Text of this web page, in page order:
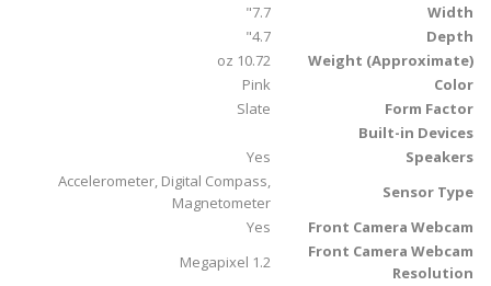
Width
7.7"
Depth
4.7"
Weight (Approximate)
10.72 oz
Color
Pink
Form Factor
Slate
Built-in Devices
Speakers
Yes
Sensor Type
Accelerometer, Digital Compass,
Magnetometer
Front Camera Webcam
Yes
Front Camera Webcam
Resolution
1.2 Megapixel